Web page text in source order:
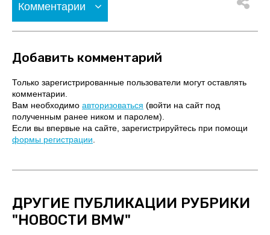
Комментарии
Добавить комментарий
Только зарегистрированные пользователи могут оставлять
комментарии.
Вам необходимо авторизоваться (войти на сайт под
полученным ранее ником и паролем).
Если вы впервые на сайте, зарегистрируйтесь при помощи
формы регистрации
ДРУГИЕ ПУБЛИКАЦИИ РУБРИКИ
"НОВОСТИ BMW"